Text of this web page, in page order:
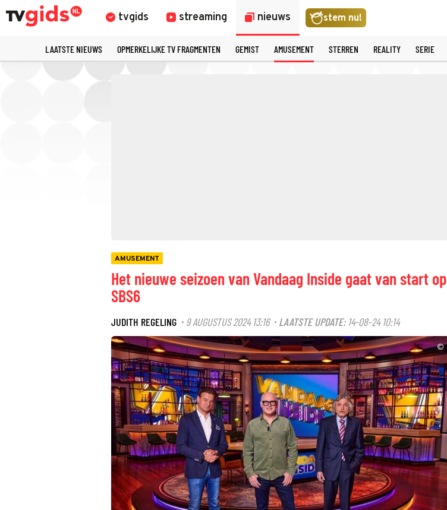
tvgids streaming nieuws stem nu!
LAATSTE NIEUWS OPMERKELIJKE TV FRAGMENTEN GEMIST AMUSEMENT STERREN REALITY SERIE
AMUSEMENT
Het nieuwe seizoen van Vandaag Inside gaat van start op
SBS6
JUDITH REGELING · 9 AUGUSTUS 2024 13:16· LAATSTE UPDATE: 14-08-24 10:14
©